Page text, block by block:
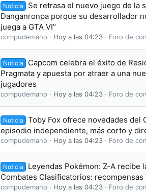
Noticia
Se retrasa el nuevo juego de la
Danganronpa porque su desarrollador
juega a GTA VI"
compudemano Hoy a las 04:23 Foro de
Noticia
Capcom celebra el éxito de
Pragmata y apuesta por atraer a una
jugadores
compudemano Hoy a las 04:23 Foro de
Noticia
Toby Fox ofrece novedades del
episodio independiente, más corto y
compudemano Hoy a las 04:23 Foro de
Noticia
Leyendas Pokémon: Z-A recibe
Combates Clasificatorios: recompensas
compudemano Hoy a las 04:23 Foro de